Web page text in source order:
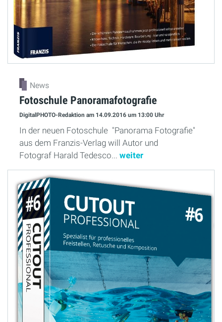
News
Fotoschule Panoramafotografie
DigitalPHOTO-Redaktion am 14.09.2016 um 13:00 Uhr
In der neuen Fotoschule "Panorama Fotografie"
aus dem Franzis-Verlag will Autor und
Fotograf Harald Tedesco... weiter